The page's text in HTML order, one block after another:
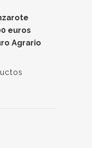
euros
Agrario